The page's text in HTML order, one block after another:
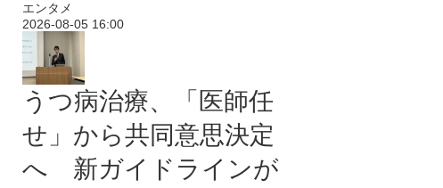
エンタメ
2026-08-05 16:00
うつ病治療、「医師任
せ」から共同意思決定
へ 新ガイドラインが